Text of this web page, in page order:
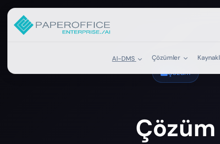
AI-DMS Çözümler
Çözüm
Çözüm